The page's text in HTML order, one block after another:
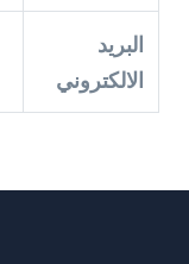
البريد
الالكتروني